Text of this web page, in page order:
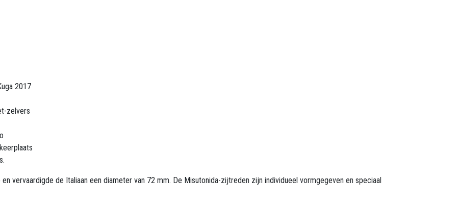
2017
zelvers
vervaardigde de Italiaan een diameter van 72 mm. De Misutonida-zijtreden zijn individueel vormgegeven en speciaal